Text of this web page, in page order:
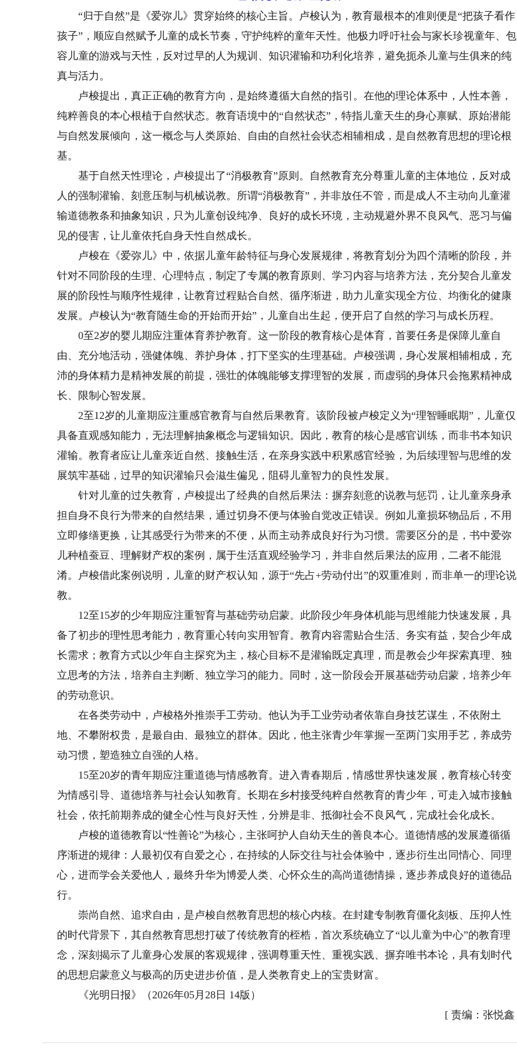
“归于自然”是《爱弥儿》贯穿始终的核心主旨。卢梭认为，教育最根本的准则便是“把孩子看作
孩子”，顺应自然赋予儿童的成长节奏，守护纯粹的童年天性。他极力呼吁社会与家长珍视童年、包
容儿童的游戏与天性，反对过早的人为规训、知识灌输和功利化培养，避免扼杀儿童与生俱来的纯
真与活力。
卢梭提出，真正正确的教育方向，是始终遵循大自然的指引。在他的理论体系中，人性本善，
纯粹善良的本心根植于自然状态。教育语境中的“自然状态”，特指儿童天生的身心禀赋、原始潜能
与自然发展倾向，这一概念与人类原始、自由的自然社会状态相辅相成，是自然教育思想的理论根
基。
基于自然天性理论，卢梭提出了“消极教育”原则。自然教育充分尊重儿童的主体地位，反对成
人的强制灌输、刻意压制与机械说教。所谓“消极教育”，并非放任不管，而是成人不主动向儿童灌
输道德教条和抽象知识，只为儿童创设纯净、良好的成长环境，主动规避外界不良风气、恶习与偏
见的侵害，让儿童依托自身天性自然成长。
卢梭在《爱弥儿》中，依据儿童年龄特征与身心发展规律，将教育划分为四个清晰的阶段，并
针对不同阶段的生理、心理特点，制定了专属的教育原则、学习内容与培养方法，充分契合儿童发
展的阶段性与顺序性规律，让教育过程贴合自然、循序渐进，助力儿童实现全方位、均衡化的健康
发展。卢梭认为“教育随生命的开始而开始”，儿童自出生起，便开启了自然的学习与成长历程。
0至2岁的婴儿期应注重体育养护教育。这一阶段的教育核心是体育，首要任务是保障儿童自
由、充分地活动，强健体魄、养护身体，打下坚实的生理基础。卢梭强调，身心发展相辅相成，充
沛的身体精力是精神发展的前提，强壮的体魄能够支撑理智的发展，而虚弱的身体只会拖累精神成
长、限制心智发展。
2至12岁的儿童期应注重感官教育与自然后果教育。该阶段被卢梭定义为“理智睡眠期”，儿童仅
具备直观感知能力，无法理解抽象概念与逻辑知识。因此，教育的核心是感官训练，而非书本知识
灌输。教育者应让儿童亲近自然、接触生活，在亲身实践中积累感官经验，为后续理智与思维的发
展筑牢基础，过早的知识灌输只会滋生偏见，阻碍儿童智力的良性发展。
针对儿童的过失教育，卢梭提出了经典的自然后果法：摒弃刻意的说教与惩罚，让儿童亲身承
担自身不良行为带来的自然结果，通过切身不便与体验自觉改正错误。例如儿童损坏物品后，不用
立即修缮更换，让其感受行为带来的不便，从而主动养成良好行为习惯。需要区分的是，书中爱弥
儿种植蚕豆、理解财产权的案例，属于生活直观经验学习，并非自然后果法的应用，二者不能混
淆。卢梭借此案例说明，儿童的财产权认知，源于“先占+劳动付出”的双重准则，而非单一的理论说
教。
12至15岁的少年期应注重智育与基础劳动启蒙。此阶段少年身体机能与思维能力快速发展，具
备了初步的理性思考能力，教育重心转向实用智育。教育内容需贴合生活、务实有益，契合少年成
长需求；教育方式以少年自主探究为主，核心目标不是灌输既定真理，而是教会少年探索真理、独
立思考的方法，培养自主判断、独立学习的能力。同时，这一阶段会开展基础劳动启蒙，培养少年
的劳动意识。
在各类劳动中，卢梭格外推崇手工劳动。他认为手工业劳动者依靠自身技艺谋生，不依附土
地、不攀附权贵，是最自由、最独立的群体。因此，他主张青少年掌握一至两门实用手艺，养成劳
动习惯，塑造独立自强的人格。
15至20岁的青年期应注重道德与情感教育。进入青春期后，情感世界快速发展，教育核心转变
为情感引导、道德培养与社会认知教育。长期在乡村接受纯粹自然教育的青少年，可走入城市接触
社会，依托前期养成的健全心性与良好天性，分辨是非、抵御社会不良风气，完成社会化成长。
卢梭的道德教育以“性善论”为核心，主张呵护人自幼天生的善良本心。道德情感的发展遵循循
序渐进的规律：人最初仅有自爱之心，在持续的人际交往与社会体验中，逐步衍生出同情心、同理
心，进而学会关爱他人，最终升华为博爱人类、心怀众生的高尚道德情操，逐步养成良好的道德品
行。
崇尚自然、追求自由，是卢梭自然教育思想的核心内核。在封建专制教育僵化刻板、压抑人性
的时代背景下，其自然教育思想打破了传统教育的桎梏，首次系统确立了“以儿童为中心”的教育理
念，深刻揭示了儿童身心发展的客观规律，强调尊重天性、重视实践、摒弃唯书本论，具有划时代
的思想启蒙意义与极高的历史进步价值，是人类教育史上的宝贵财富。
《光明日报》（2026年05月28日 14版）
[ 责编：张悦鑫